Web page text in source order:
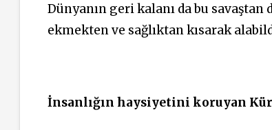
Dünyanın geri kalanı da bu savaştan
ekmekten ve sağlıktan kısarak
İnsanlığın haysiyetini koruyan